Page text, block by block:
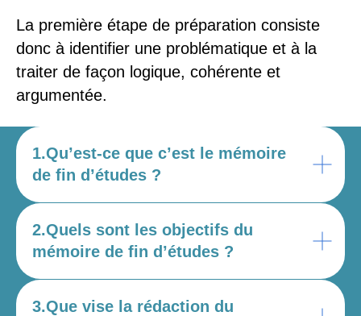
La première étape de préparation consiste
donc à identifier une problématique et à la
traiter de façon logique, cohérente et
argumentée.
1.Qu’est-ce que c’est le mémoire
de fin d’études ?
2.Quels sont les objectifs du
mémoire de fin d’études ?
3.Que vise la rédaction du